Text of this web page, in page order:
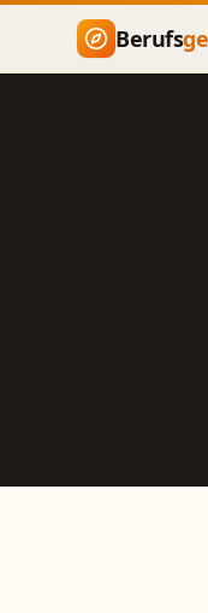
Zum Hauptinhalt
Berufs